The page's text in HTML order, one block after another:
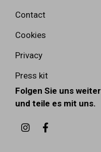
Contact
Cookies
Privacy
Press kit
Folgen Sie uns weiter
und teile es mit uns.